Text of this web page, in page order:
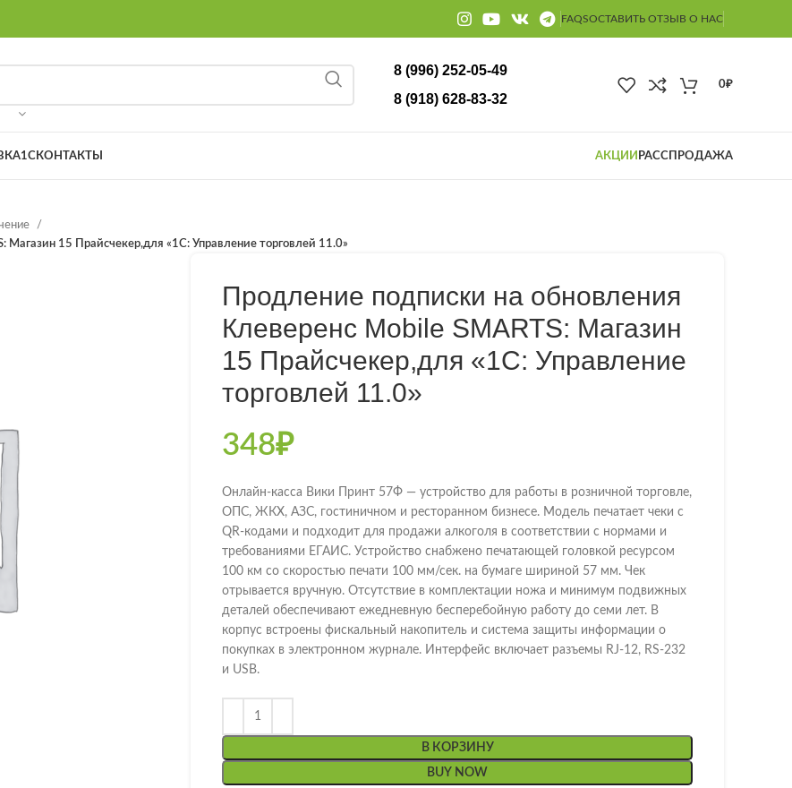
FAQSОСТАВИТЬ ОТЗЫВ О НАС
8 (996) 252-05-49
8 (918) 628-83-32
0₽
1СКОНТАКТЫ АКЦИИ РАССПРОДАЖА
Магазин 15 Прайсчекер,для «1С: Управление торговлей 11.0»
Продление подписки на обновления
Клеверенс Mobile SMARTS: Магазин
15 Прайсчекер,для «1С: Управление
торговлей 11.0»
348₽
Онлайн-касса Вики Принт 57Ф — устройство для работы в розничной торговле,
ОПС, ЖКХ, АЗС, гостиничном и ресторанном бизнесе. Модель печатает чеки с
QR-кодами и подходит для продажи алкоголя в соответствии с нормами и
требованиями ЕГАИС. Устройство снабжено печатающей головкой ресурсом
100 км со скоростью печати 100 мм/сек. на бумаге шириной 57 мм. Чек
отрывается вручную. Отсутствие в комплектации ножа и минимум подвижных
деталей обеспечивают ежедневную бесперебойную работу до семи лет. В
корпус встроены фискальный накопитель и система защиты информации о
покупках в электронном журнале. Интерфейс включает разъемы RJ-12, RS-232
и USB.
В КОРЗИНУ
BUY NOW